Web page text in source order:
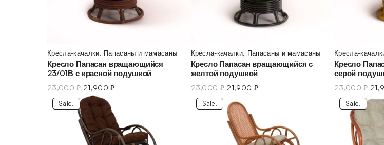
Кресла-качалки, Папасаны и мамасаны
Кресло Папасан вращающийся
23/01В с красной подушкой
23,000₽ 21,900₽
Кресла-качалки, Папасаны и мамасаны
Кресло Папасан вращающийся с
желтой подушкой
23,000₽ 21,900 ₽
Кресла-
Кресло
серой
23,000₽
Sale! Sale! Sale!